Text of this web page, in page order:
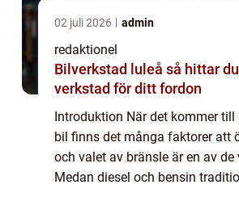
02 juli 2026 admin
redaktionel
Bilverkstad luleå så hittar du rätt
verkstad för ditt fordon
Introduktion När det kommer till
bil finns det många faktorer att
och valet av bränsle är en av de
Medan diesel och bensin